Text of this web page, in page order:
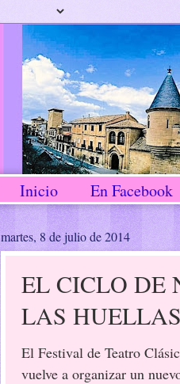
Inicio En Facebook
martes, 8 de julio de 2014
EL CICLO DE
LAS
El Festival de Teatro
vuelve a organizar un